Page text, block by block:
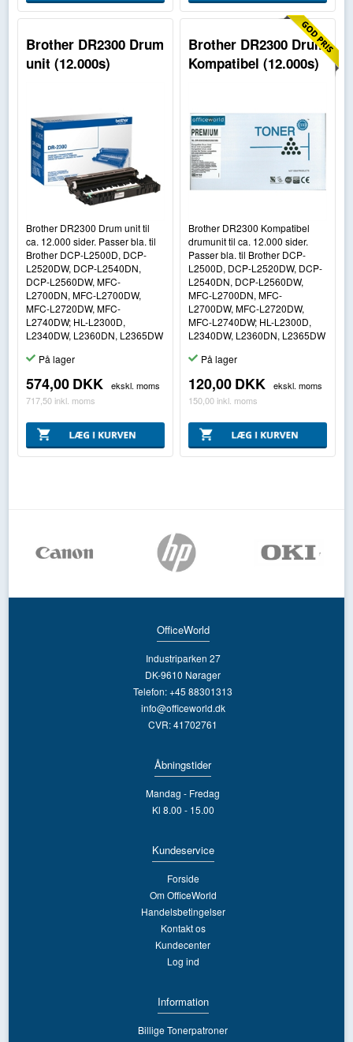
Brother DR2300 Drum
unit (12.000s)
Brother DR2300 Drum unit til
ca. 12.000 sider. Passer bla. til
Brother DCP-L2500D, DCP-
L2520DW, DCP-L2540DN,
DCP-L2560DW, MFC-
L2700DN, MFC-L2700DW,
MFC-L2720DW, MFC-
L2740DW; HL-L2300D,
L2340DW, L2360DN, L2365DW
På lager
574,00DKK
ekskl. moms
717,50 inkl. moms
Brother DR2300 Drum
Kompatibel (12.000s)
Brother DR2300 Kompatibel
drumunit til ca. 12.000 sider.
Passer bla. til Brother DCP-
L2500D, DCP-L2520DW, DCP-
L2540DN, DCP-L2560DW,
MFC-L2700DN, MFC-
L2700DW, MFC-L2720DW,
MFC-L2740DW; HL-L2300D,
L2340DW, L2360DN, L2365DW
På lager
120,00DKK
ekskl. moms
150,00 inkl. moms
OfficeWorld
Industriparken 27
DK-9610 Nørager
Telefon: +45 88301313
info@officeworld.dk
CVR: 41702761
Åbningstider
Mandag - Fredag
Kl 8.00 - 15.00
Kundeservice
Forside
Om OfficeWorld
Handelsbetingelser
Kontakt os
Kundecenter
Log ind
Information
Billige Tonerpatroner